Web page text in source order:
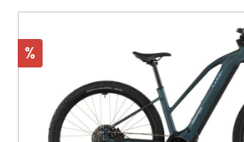
Antrieb ist es mit Getriebe und Power
perfektes Fahrerlebnis in der Stadt
Fahrradspezifikationen können ohne
geändert werden.
Rabatt
%